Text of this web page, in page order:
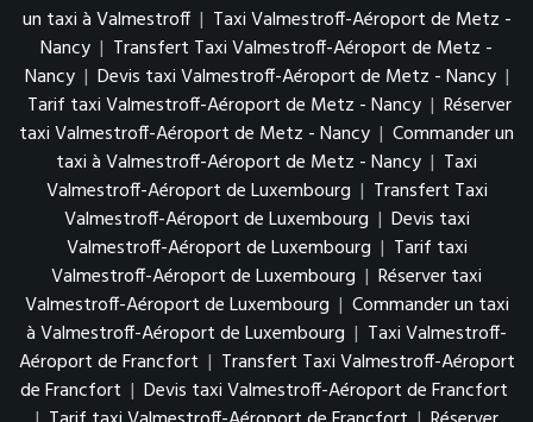
un taxi à Valmestroff | Taxi Valmestroff-Aéroport de Metz -
Nancy | Transfert Taxi Valmestroff-Aéroport de Metz -
Nancy | Devis taxi Valmestroff-Aéroport de Metz - Nancy |
Tarif taxi Valmestroff-Aéroport de Metz - Nancy | Réserver
taxi Valmestroff-Aéroport de Metz - Nancy | Commander un
taxi à Valmestroff-Aéroport de Metz - Nancy | Taxi
Valmestroff-Aéroport de Luxembourg | Transfert Taxi
Valmestroff-Aéroport de Luxembourg | Devis taxi
Valmestroff-Aéroport de Luxembourg | Tarif taxi
Valmestroff-Aéroport de Luxembourg | Réserver taxi
Valmestroff-Aéroport de Luxembourg | Commander un taxi
à Valmestroff-Aéroport de Luxembourg | Taxi Valmestroff-
Aéroport de Francfort | Transfert Taxi Valmestroff-Aéroport
de Francfort | Devis taxi Valmestroff-Aéroport de Francfort